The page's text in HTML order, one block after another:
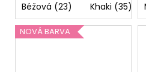
Béžová (23) Khaki (35)
NOVÁ BARVA